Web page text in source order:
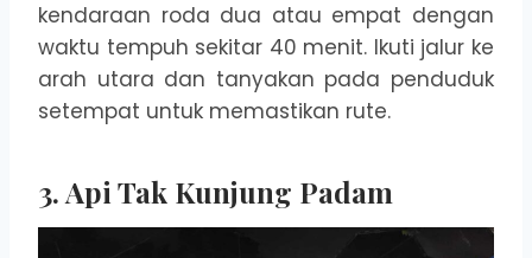
kendaraan roda dua atau empat dengan
waktu tempuh sekitar 40 menit. Ikuti jalur ke
arah utara dan tanyakan pada penduduk
setempat untuk memastikan rute.
3. Api Tak Kunjung Padam